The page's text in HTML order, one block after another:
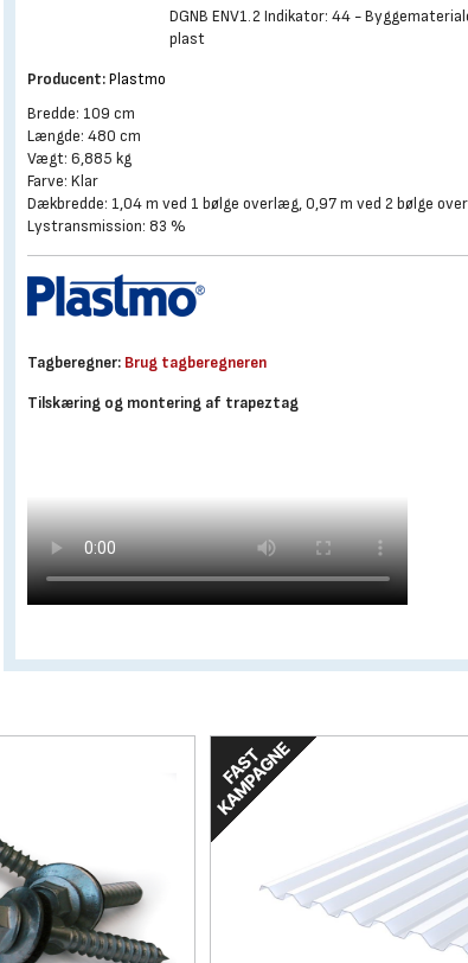
DGNB ENV1.2 Indikator: 44 -
plast
Producent:Plastmo
Bredde: 109 cm
Længde: 480 cm
Vægt: 6,885 kg
Farve: Klar
Dækbredde: 1,04 m ved 1 bølge overlæg, 0,97 m ved 2 bølge
Lystransmission: 83 %
Tagberegner: Brug tagberegneren
Tilskæring og montering af trapeztag